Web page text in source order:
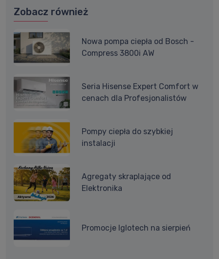
Zobacz również
Nowa pompa ciepła od Bosch -
Compress 3800i AW
Seria Hisense Expert Comfort w
cenach dla Profesjonalistów
Pompy ciepła do szybkiej
instalacji
Agregaty skraplające od
Elektronika
Promocje Iglotech na sierpień